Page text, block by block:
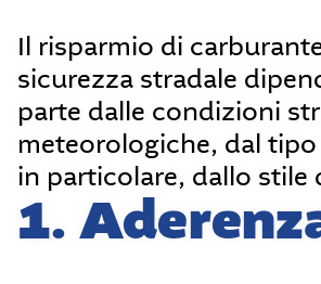
Il risparmio di
sicurezza stradale
parte dalle condizioni
meteorologiche, dal
in particolare, dallo stile
1.